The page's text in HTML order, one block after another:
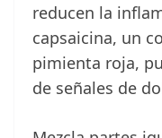
reducen la
capsaicina, un
pimienta roja,
de señales de